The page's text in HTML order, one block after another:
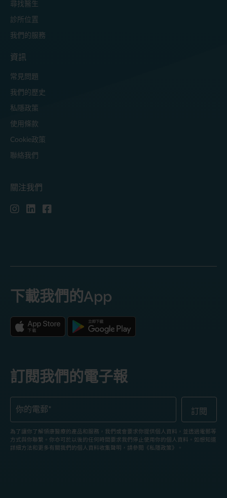
尋找醫生
診所位置
我們的服務
資訊
常見問題
我們的歷史
私隱政策
使用條款
Cookie政策
聯絡我們
關注我們
下載我們的App
訂閱我們的電子報
為了讓你了解領康醫療的產品和服務，我們或會要求你提供個人資料，並透過電郵等
方式與你聯繫。你亦可於以後的任何時間要求我們停止使用你的個人資料。如想知道
詳細方法和更多有關我們的個人資料收集聲明，請參閱《私隱政策》。